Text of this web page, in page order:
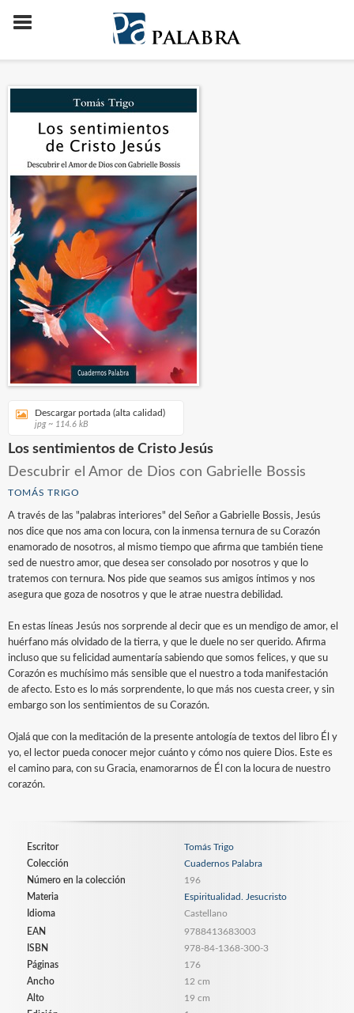
Descargar portada (alta calidad)
jpg ~ 114.6 kB
Los sentimientos de Cristo Jesús
Descubrir el Amor de Dios con Gabrielle Bossis
TOMÁS TRIGO
A través de las "palabras interiores" del Señor a Gabrielle Bossis, Jesús
nos dice que nos ama con locura, con la inmensa ternura de su Corazón
enamorado de nosotros, al mismo tiempo que afirma que también tiene
sed de nuestro amor, que desea ser consolado por nosotros y que lo
tratemos con ternura. Nos pide que seamos sus amigos íntimos y nos
asegura que goza de nosotros y que le atrae nuestra debilidad.
En estas líneas Jesús nos sorprende al decir que es un mendigo de amor, el
huérfano más olvidado de la tierra, y que le duele no ser querido. Afirma
incluso que su felicidad aumentaría sabiendo que somos felices, y que su
Corazón es muchísimo más sensible que el nuestro a toda manifestación
de afecto. Esto es lo más sorprendente, lo que más nos cuesta creer, y sin
embargo son los sentimientos de su Corazón.
Ojalá que con la meditación de la presente antología de textos del libro Él y
yo, el lector pueda conocer mejor cuánto y cómo nos quiere Dios. Este es
el camino para, con su Gracia, enamorarnos de Él con la locura de nuestro
corazón.
Escritor
Tomás Trigo
Colección
Cuadernos Palabra
Número en la colección
196
Materia
Espiritualidad. Jesucristo
Idioma
Castellano
EAN
9788413683003
ISBN
978-84-1368-300-3
Páginas
176
Ancho
12 cm
Alto
19 cm